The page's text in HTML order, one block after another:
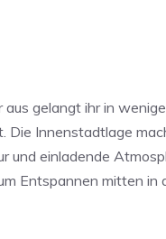
gelangt ihr in
Die Innenstadtlage
einladende
Entspannen mitten in